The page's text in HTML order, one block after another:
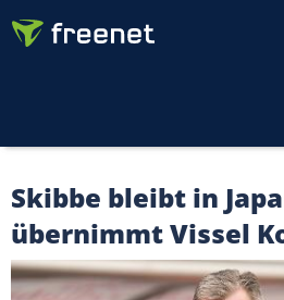
Skibbe bleibt in
übernimmt Vissel